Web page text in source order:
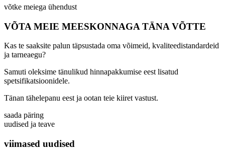
võtke meiega ühendust
VÕTA MEIE MEESKONNAGA TÄNA VÕTTE
Kas te saaksite palun täpsustada oma võimeid, kvaliteedistandardeid
ja tarneaegu?
Samuti oleksime tänulikud hinnapakkumise eest lisatud
spetsifikatsioonidele.
Tänan tähelepanu eest ja ootan teie kiiret vastust.
saada päring
uudised ja teave
viimased uudised